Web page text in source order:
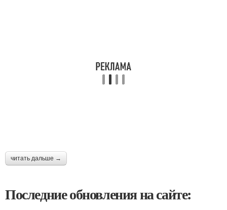
читать дальше →
Последние обновления на сайте: